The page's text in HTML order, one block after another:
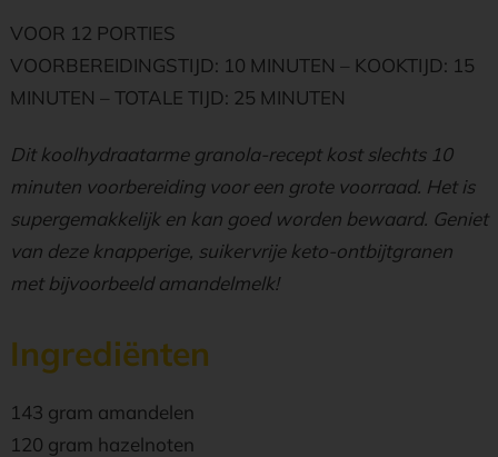
VOOR 12 PORTIES
VOORBEREIDINGSTIJD: 10 MINUTEN – KOOKTIJD: 15
MINUTEN – TOTALE TIJD: 25 MINUTEN
Dit koolhydraatarme granola-recept kost slechts 10
minuten voorbereiding voor een grote voorraad. Het is
supergemakkelijk en kan goed worden bewaard. Geniet
van deze knapperige, suikervrije keto-ontbijtgranen
met bijvoorbeeld amandelmelk!
Ingrediënten
143 gram amandelen
120 gram hazelnoten